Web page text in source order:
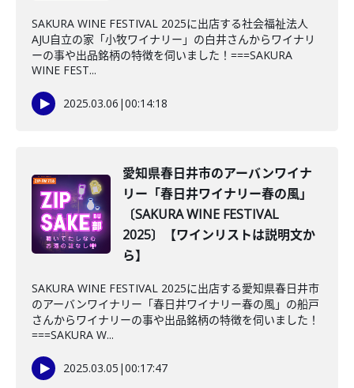
SAKURA WINE FESTIVAL 2025に出店する社会福祉法人
AJU自立の家「小牧ワイナリー」の白井さんからワイナリ
ーの事や出品銘柄の特徴を伺いました！===SAKURA
WINE FEST...
2025.03.06 |00:14:18
愛知県春日井市のアーバンワイナ
リー「春日井ワイナリー春の風」
〔SAKURA WINE FESTIVAL
2025〕【ワインリストは説明文か
ら】
SAKURA WINE FESTIVAL 2025に出店する愛知県春日井市
のアーバンワイナリー「春日井ワイナリー春の風」の船戸
さんからワイナリーの事や出品銘柄の特徴を伺いました！
===SAKURA W...
2025.03.05 |00:17:47